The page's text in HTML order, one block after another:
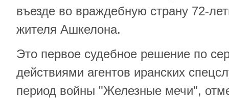
въезде во враждебную страну 72-
жителя Ашкелона.
Это первое судебное решение по
действиями агентов иранских
период войны "Железные мечи",